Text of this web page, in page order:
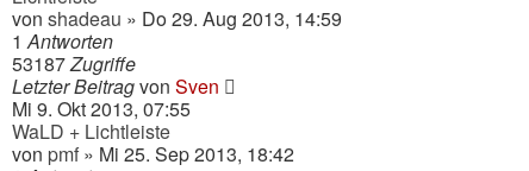
von shadeau » Do 29. Aug 2013, 14:59
1Antworten
53187Zugriffe
Letzter Beitragvon Sven
Mi 9. Okt 2013, 07:55
WaLD + Lichtleiste
von pmf » Mi 25. Sep 2013, 18:42